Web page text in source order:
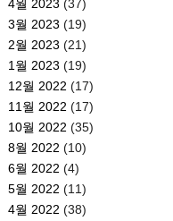
4월 2023 (37)
3월 2023 (19)
2월 2023 (21)
1월 2023 (19)
12월 2022 (17)
11월 2022 (17)
10월 2022 (35)
8월 2022 (10)
6월 2022 (4)
5월 2022 (11)
4월 2022 (38)